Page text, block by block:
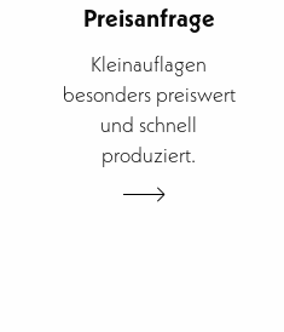
Preisanfrage
Kleinauflagen
besonders preiswert
und schnell
produziert.